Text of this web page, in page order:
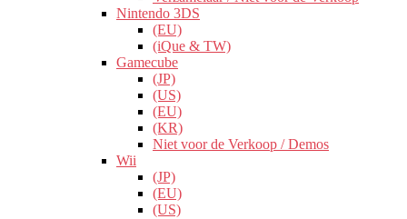
Nintendo 3DS
(EU)
(iQue & TW)
Gamecube
(JP)
(US)
(EU)
(KR)
Niet voor de Verkoop / Demos
Wii
(JP)
(EU)
(US)